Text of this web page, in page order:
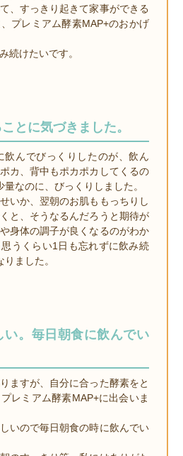
、すっきり起きて家事ができる
プレミアム酵素MAP+のおかげ
続けたいです。
とに気づきました。
飲んでびっくりしたのが、飲ん
カ、背中もポカポカしてくるの
なのに、びっくりしました。
いか、翌朝のお肌ももっちりし
と、そうなるんだろうと期待が
身体の調子が良くなるのがわか
うくらい1日も忘れずに飲み続
ました。
い。毎日朝食に飲んでい
ますが、自分に合った酵素をと
レミアム酵素MAP+に出会いま
いので毎日朝食の時に飲んでい